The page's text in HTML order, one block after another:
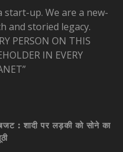
start-up. We are a new-
and storied legacy.
PERSON ON THIS
IN EVERY
: शादी पर लड़की को सोने का